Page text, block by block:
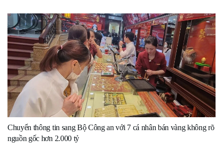
Chuyển thông tin sang Bộ Công an với 7 cá nhân bán vàng không rõ
nguồn gốc hơn 2.000 tỷ